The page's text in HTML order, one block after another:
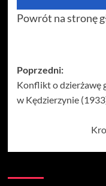
Powrót na stronę
Zobacz
wpisy
Poprzedni:
Konflikt o dzierżawę
w Kędzierzynie